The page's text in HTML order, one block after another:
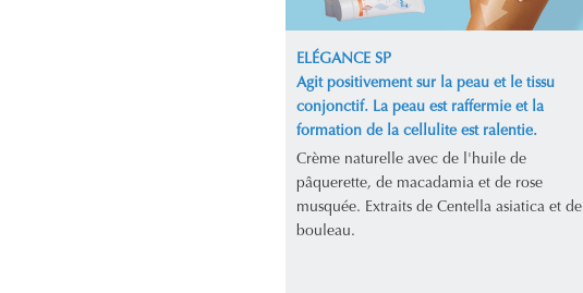
ELÉGANCE SP
Agit positivement sur la peau et le tissu
conjonctif. La peau est raffermie et la
formation de la cellulite est ralentie.
Crème naturelle avec de l'huile de
pâquerette, de macadamia et de rose
musquée. Extraits de Centella asiatica et de
bouleau.